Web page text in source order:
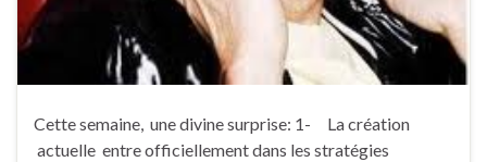
Cette semaine, une divine surprise: 1- La création
actuelle entre officiellement dans les stratégies